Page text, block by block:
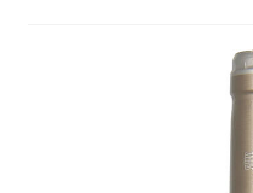
Validation de la commande